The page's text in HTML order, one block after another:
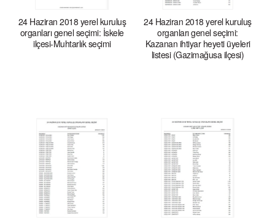
24 Haziran 2018 yerel kuruluş
organları genel seçimi: İskele
ilçesi-Muhtarlık seçimi
24 Haziran 2018 yerel kuruluş
organları genel seçimi:
Kazanan ihtiyar heyeti üyeleri
listesi (Gazimağusa ilçesi)